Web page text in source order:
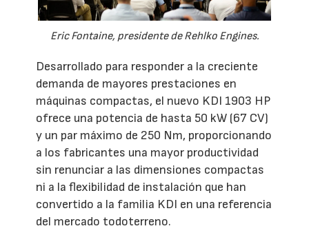
Eric Fontaine, presidente de Rehlko Engines.
Desarrollado para responder a la creciente
demanda de mayores prestaciones en
máquinas compactas, el nuevo KDI 1903 HP
ofrece una potencia de hasta 50 kW (67 CV)
y un par máximo de 250 Nm, proporcionando
a los fabricantes una mayor productividad
sin renunciar a las dimensiones compactas
ni a la flexibilidad de instalación que han
convertido a la familia KDI en una referencia
del mercado todoterreno.